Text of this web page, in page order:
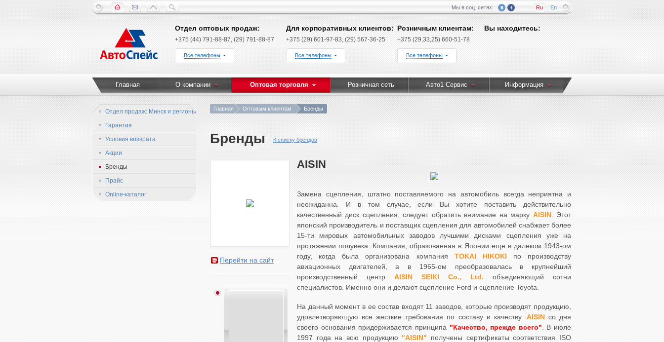
Мы в соц. сетях: Ru En
Отдел оптовых продаж:
+375 (44) 791-88-87, (29) 791-88-87
Все телефоны
Для корпоративных клиентов:
+375 (29) 601-97-83, (29) 567-36-25
Все телефоны
Розничным клиентам:
+375 (29,33,25) 660-51-78
Все телефоны
Вы находитесь:
Главная О компании Оптовая торговля Розничная сеть Авто1 Сервис Информация
Отдел продаж: Минск и регионы
Гарантия
Условия возврата
Акции
Бренды
Прайс
Online-каталог
Главная Оптовым клиентам Бренды
Бренды К списку брендов
Перейти на сайт
AISIN
Замена сцепления, штатно поставляемого на автомобиль всегда неприятна и
неожиданна. И в том случае, если Вы хотите поставить действительно
качественный диск сцепления, следует обратить внимание на марку AISIN. Этот
японский производитель и поставщик сцепления для автомобилей снабжает более
15-ти мировых автомобильных заводов лучшими дисками сцепления уже на
протяжении полувека. Компания, образованная в Японии еще в далеком 1943-ом
году, когда была организована компания TOKAI HIKOKI по производству
авиационных двигателей, а в 1965-ом преобразовалась в крупнейший
производственный центр AISIN SEIKI Co., Ltd. объединяющий сотни
специалистов. Именно они и делают сцепление Ford и сцепление Toyota.
На данный момент в ее состав входят 11 заводов, которые производят продукцию,
удовлетворяющую все жесткие требования по составу и качеству. AISINсо дня
своего основания придерживается принципа "Качество, прежде всего" . В июле
1997 года на всю продукцию "AISIN" получены сертификаты соответствия ISO